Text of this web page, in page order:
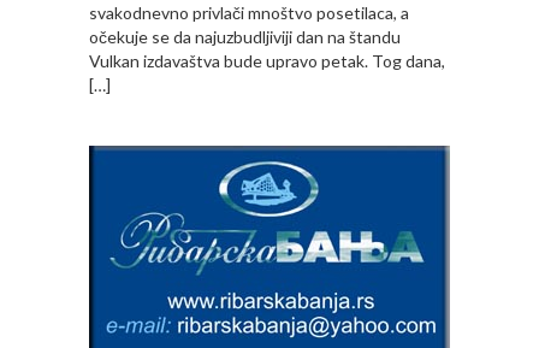
svakodnevno privlači mnoštvo posetilaca, a
očekuje se da najuzbudljiviji dan na štandu
Vulkan izdavaštva bude upravo petak. Tog dana,
[…]